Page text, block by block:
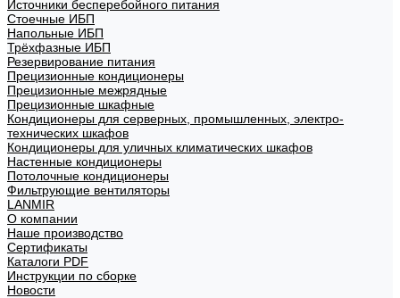
Источники бесперебойного питания
Стоечные ИБП
Напольные ИБП
Трёхфазные ИБП
Резервирование питания
Прецизионные кондиционеры
Прецизионные межрядные
Прецизионные шкафные
Кондиционеры для серверных, промышленных, электро-
технических шкафов
Кондиционеры для уличных климатических шкафов
Настенные кондиционеры
Потолочные кондиционеры
Фильтрующие вентиляторы
LANMIR
О компании
Наше производство
Сертификаты
Каталоги PDF
Инструкции по сборке
Новости